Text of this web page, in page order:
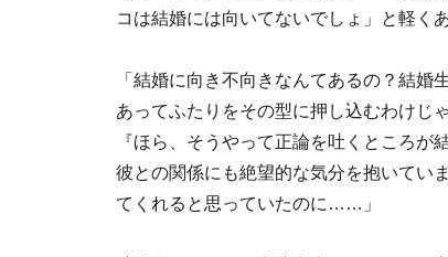
コは結婚には向いてないでしょ」と軽く
「結婚に向き不向きなんてあるの？結
あってふたりをその型に押し込むわけじ
『ほら、そうやって正論を吐くところ
彼との関係にも絶望的な気分を抱いてい
てくれると思っていたのに……」